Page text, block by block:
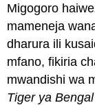
Migogoro
mameneja
dharura ili
mfano, fikiria
mwandishi wa
Tiger ya